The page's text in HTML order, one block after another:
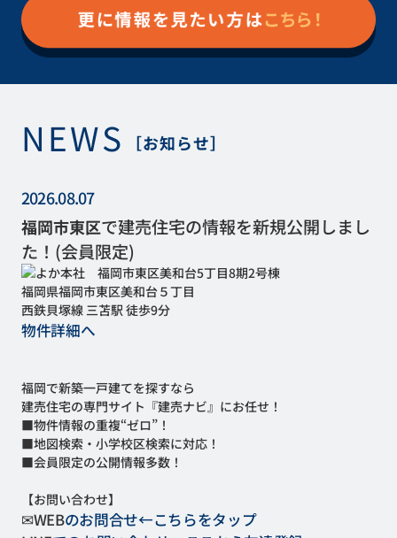
中にも楽しみを感じて欲しいと考え、ご家族でちょっ
とした贅沢ができるようにプレゼントをご用意いたし
ました。 ぜひこの機会に少しでも気になっている物件
があれば建売ナビからお問い合わせください♪ 建売住
か
NEWS ［お知らせ］
2026.08.07
福岡市東区で建売住宅の情報を新規公開しまし
た！(会員限定)
福岡県福岡市東区美和台５丁目
西鉄貝塚線 三苫駅 徒歩9分
物件詳細へ
福岡で新築一戸建てを探すなら
建売住宅の専門サイト『建売ナビ』にお任せ！
■物件情報の重複“ゼロ”！
■地図検索・小学校区検索に対応！
■会員限定の公開情報多数！
【お問い合わせ】
✉WEBのお問合せ←こちらをタップ